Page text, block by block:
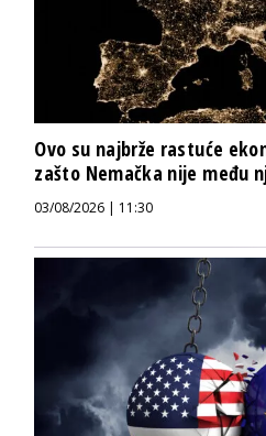
Ovo su najbrže rastuće
zašto Nemačka nije među
03/08/2026 | 11:30